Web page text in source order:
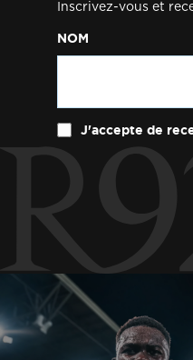
Inscrivez-vous et
NOM
J'accepte de